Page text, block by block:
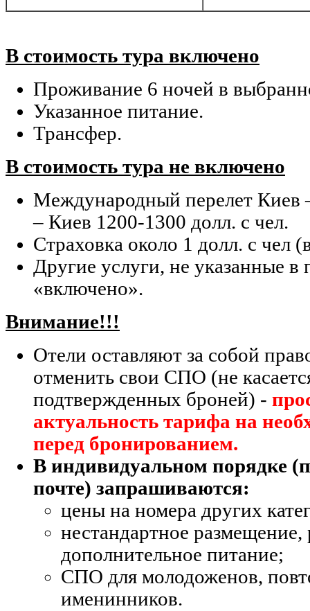
В стоимость тура включено
Проживание 6 ночей в
Указанное питание.
Трансфер.
В стоимость тура не включено
Международный перелет Киев
– Киев 1200-1300 долл. с чел.
Страховка около 1 долл. с чел
Другие услуги, не указанные в
«включено».
Внимание!!!
Отели оставляют за собой
отменить свои СПО (не
подтвержденных броней) -
актуальность тарифа на
перед бронированием.
В индивидуальном порядке
почте) запрашиваются:
цены на номера других
нестандартное
дополнительное питание;
СПО для молодоженов,
именинников.